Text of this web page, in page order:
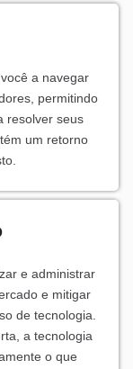
a navegar
permitindo
resolver seus
um retorno
e administrar
e mitigar
de tecnologia.
a tecnologia
o que